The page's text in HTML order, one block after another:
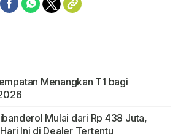
Menangkan T1 bagi
Mulai dari Rp 438 Juta,
Ini di Dealer Tertentu